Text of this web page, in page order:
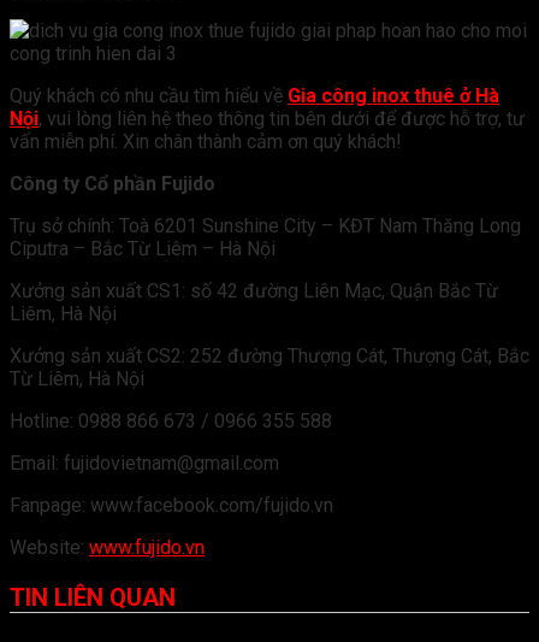
Quý khách có nhu cầu tìm hiểu về Gia công inox thuê ở Hà
Nội, vui lòng liên hệ theo thông tin bên dưới để được hỗ trợ, tư
vấn miễn phí. Xin chân thành cảm ơn quý khách!
Công ty Cổ phần Fujido
Trụ sở chính: Toà 6201 Sunshine City – KĐT Nam Thăng Long
Ciputra – Bắc Từ Liêm – Hà Nội
Xưởng sản xuất CS1: số 42 đường Liên Mạc, Quận Bắc Từ
Liêm, Hà Nội
Xưởng sản xuất CS2: 252 đường Thượng Cát, Thượng Cát, Bắc
Từ Liêm, Hà Nội
Hotline: 0988 866 673 / 0966 355 588
Email: fujidovietnam@gmail.com
Fanpage: www.facebook.com/fujido.vn
Website: www.fujido.vn
TIN LIÊN QUAN